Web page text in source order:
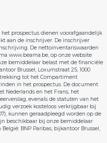
prospectus dienen voorafgaandelijk
aan de inschrijver. De inschrijver
De nettoinventariswaarden
www.beama.be, op onze website
bemiddelaar belast met de financiële
Brussel, Loxumstraat 25, 1000
tot het Compartiment
in het prospectus. De document
Nederlands en het Frans, het
evenals de statuten van het
verzoek kosteloos verkrijgbaar bij
kunnen geraadpleegd worden op de
beschikbaar bij onze bemiddelaar
BNP Paribas, bijkantoor Brussel,